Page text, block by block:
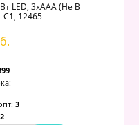
LED, 3хААА (не В
C1, 12465
3